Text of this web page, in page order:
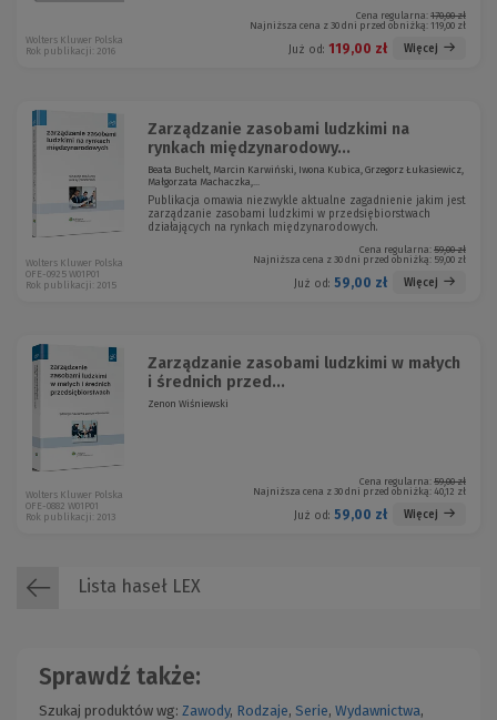
Cena regularna: 170,00 zł
Najniższa cena z 30 dni przed obniżką: 119,00 zł
Już od: 119,00 zł Więcej
Wolters Kluwer Polska
Rok publikacji: 2016
Zarządzanie zasobami ludzkimi na
rynkach międzynarodowy...
Beata Buchelt, Marcin Karwiński, Iwona Kubica, Grzegorz Łukasiewicz,
Małgorzata Machaczka,...
Publikacja omawia niezwykle aktualne zagadnienie jakim jest
zarządzanie zasobami ludzkimi w przedsiębiorstwach
działających na rynkach międzynarodowych.
Cena regularna: 59,00 zł
Najniższa cena z 30 dni przed obniżką: 59,00 zł
Już od: 59,00 zł Więcej
Wolters Kluwer Polska
OFE-0925 W01P01
Rok publikacji: 2015
Zarządzanie zasobami ludzkimi w małych
i średnich przed...
Zenon Wiśniewski
Cena regularna: 59,00 zł
Najniższa cena z 30 dni przed obniżką: 40,12 zł
Już od: 59,00 zł Więcej
Wolters Kluwer Polska
OFE-0882 W01P01
Rok publikacji: 2013
Lista haseł LEX
Sprawdź także:
Szukaj produktów wg: Zawody, Rodzaje, Serie, Wydawnictwa,